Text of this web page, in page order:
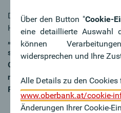
Der Generationswechsel in
Hand sorgfältig geplant. Dazu
„Gemeinsam mit dem
seit meinem 60. Geburtstag
Generationswechsel und er ist
nur im Vorstand, sondern
Führungsebene.“
Über den Button "Cookie-
eine detaillierte Auswahl
können
widersprechen und Ihre
Alle Details zu den Cookies
www.oberbank.at/cookie-
Änderungen Ihrer Cookie-